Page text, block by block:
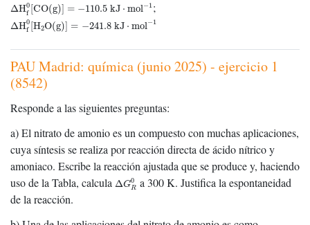
ΔH0
f CO(g) = −110.5 kJ ⋅ mol−1
Δ Hf0[CO(g)] 110.5 kJ mol 1 ;
ΔH0
f [H2O(g)] = −241.8 kJ ⋅ mol−1
Δ Hf0[H 2O(g) 241.8 kJ mol 1
PAU Madrid: química (junio 2025) - ejercicio 1
(8542)
Responde a las siguientes preguntas:
a) El nitrato de amonio es un compuesto con muchas aplicaciones,
cuya síntesis se realiza por reacción directa de ácido nítrico y
amoniaco. Escribe la reacción ajustada que se produce y, haciendo
uso de la Tabla, calcula ΔG0
R
Δ GR a 300 K. Justifica la espontaneidad
de la reacción.